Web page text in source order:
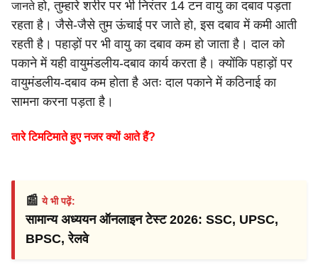
जानतेहो, तुम्हारे शरीर पर भी निरंतर 14 टन वायु का दबाव पड़ता
रहता है।जैसे-जैसे तुम ऊंचाई पर जाते हो, इस दबाव में कमी आती
रहती है।पहाड़ों पर भी वायु का दबाव कम हो जाता है। दाल को
पकाने में यहीवायुमंडलीय-दबाव कार्य करता है। क्योंकि पहाड़ों पर
वायुमंडलीय-दबावकम होता है अतः दाल पकाने में कठिनाई का
सामना करना पड़ता है।
तारे टिमटिमाते हुए नजर क्यों आते हैं?
📰ये भी पढ़ें:
सामान्य अध्ययन ऑनलाइन टेस्ट 2026: SSC, UPSC,
BPSC, रेलवे